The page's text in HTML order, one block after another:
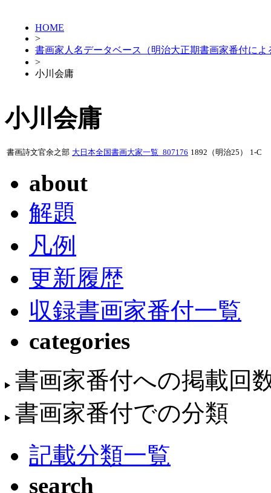
HOME
>
書画家人名データベース（明治大正期書画家番付によ
>
小川会庸
小川会庸
書画詩文官余之部 大日本全国書画大家一覧_807176 1892（明治25） 1-C
about
解題
凡例
更新履歴
収録書画家番付一覧
categories
書画家番付への掲載回
書画家番付での分類
記載分類一覧
search